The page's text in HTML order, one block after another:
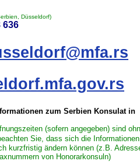
Düsseldorf)
636
zum Serbien Konsulat in
(sofern angegeben) sind
Sie, dass sich die
kurzfristig ändern können (z.B.
von Honorarkonsuln)